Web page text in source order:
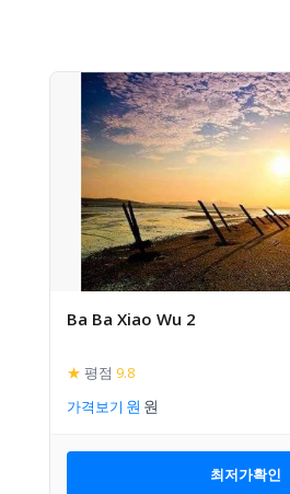
Ba Ba Xiao Wu 2
★ 평점 9.8
가격보기
최저가확인